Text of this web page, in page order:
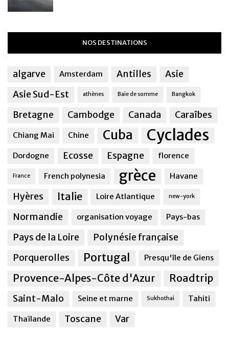
NOS DESTINATIONS
algarve Amsterdam Antilles
Asie
Asie Sud-Est
athènes Baie de somme Bangkok
Bretagne Cambodge Canada Caraîbes
Chiang Mai Chine Cuba Cyclades
Dordogne Ecosse Espagne florence
France French polynesia grèce Havane
Hyères Italie Loire Atlantique new-york
Normandie organisation voyage Pays-bas
Pays de la Loire
Polynésie française
Porquerolles
Portugal Presqu'île de Giens
Provence-Alpes-Côte d'Azur Roadtrip
Saint-Malo Seine et marne Sukhothai Tahiti
Thaïlande Toscane Var